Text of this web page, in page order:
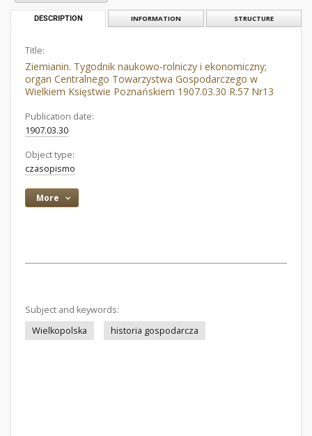
DESCRIPTION INFORMATION STRUCTURE
Title:
Ziemianin. Tygodnik naukowo-rolniczy i ekonomiczny;
organ Centralnego Towarzystwa Gospodarczego w
Wielkiem Księstwie Poznańskiem 1907.03.30 R.57 Nr13
Publication date:
1907.03.30
Object type:
czasopismo
More
Subject and keywords:
Wielkopolska
historia gospodarcza